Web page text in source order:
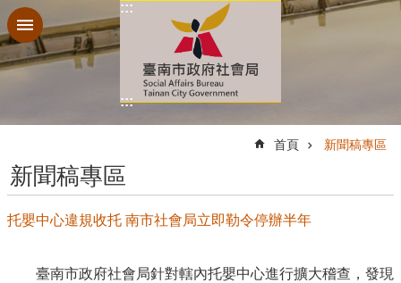
跳到主要內容區塊
:::
:::
首頁 新聞稿專區
新聞稿專區
托嬰中心違規收托 南市社會局立即勒令停辦半年
臺南市政府社會局針對轄內托嬰中心進行擴大稽查，發現